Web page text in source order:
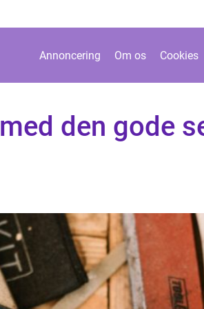
Annoncering Om os Cookies
den gode